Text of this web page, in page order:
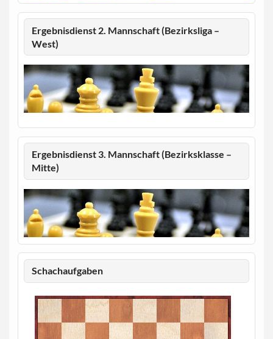
Ergebnisdienst 2. Mannschaft (Bezirksliga –
West)
Ergebnisdienst 3. Mannschaft (Bezirksklasse –
Mitte)
Schachaufgaben